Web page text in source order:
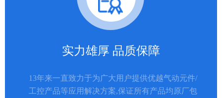
实力雄厚 品质保障
13年来一直致力于为广大用户提供优越气动元件/
工控产品等应用解决方案,保证所有产品均原厂包